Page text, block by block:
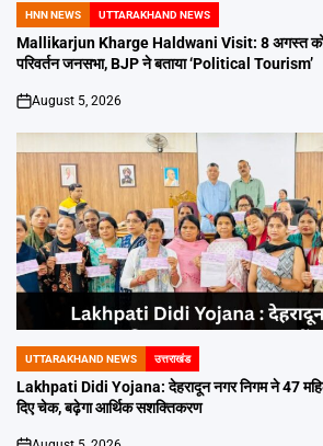
POSTED
IN
HNN NEWS UTTARAKHAND NEWS
Mallikarjun Kharge Haldwani Visit: 8 अगस्त को
परिवर्तन जनसभा, BJP ने बताया ‘Political Tourism’
on
August 5, 2026
POSTED
IN
UTTARAKHAND NEWS उत्तराखंड
Lakhpati Didi Yojana: देहरादून नगर निगम ने 47
दिए चेक, बढ़ेगा आर्थिक सशक्तिकरण